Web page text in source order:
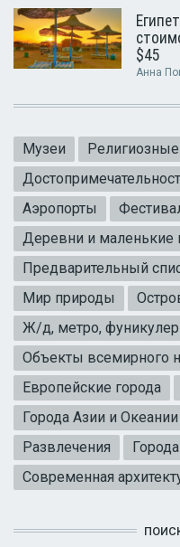
$45
Анна
Музеи
Аэропорты
Деревни и маленькие
Предварительный
Мир природы
Ж/д, метро,
Объекты всемирного
Европейские города
Города Азии и Океании
Развлечения
Современная